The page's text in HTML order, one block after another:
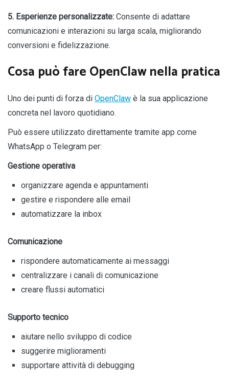
5. Esperienze personalizzate: Consente di adattare
comunicazioni e interazioni su larga scala, migliorando
conversioni e fidelizzazione.
Cosa può fare OpenClaw nella pratica
Uno dei punti di forza di OpenClaw è la sua applicazione
concreta nel lavoro quotidiano.
Può essere utilizzato direttamente tramite app come
WhatsApp o Telegram per:
Gestione operativa
organizzare agenda e appuntamenti
gestire e rispondere alle email
automatizzare la inbox
Comunicazione
rispondere automaticamente ai messaggi
centralizzare i canali di comunicazione
creare flussi automatici
Supporto tecnico
aiutare nello sviluppo di codice
suggerire miglioramenti
supportare attività di debugging